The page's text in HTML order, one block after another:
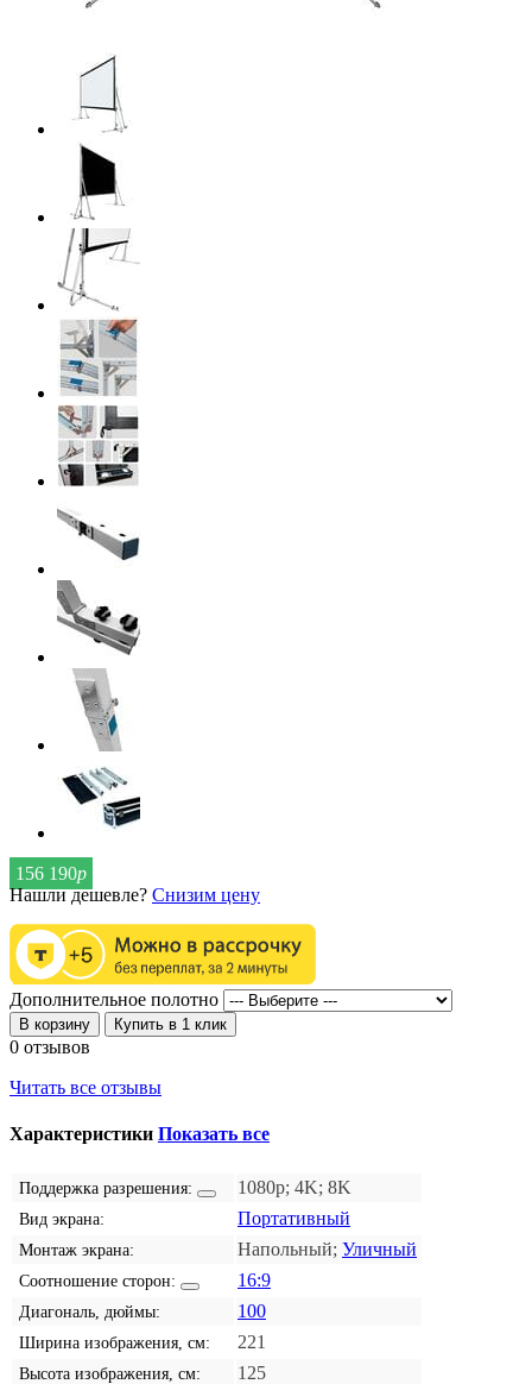
156 190р
Нашли дешевле? Снизим цену
Дополнительное полотно
В корзину Купить в 1 клик
0 отзывов
Читать все отзывы
Характеристики Показать все
Поддержка разрешения: 1080p; 4K; 8K
Вид экрана: Портативный
Монтаж экрана: Напольный; Уличный
Соотношение сторон: 16:9
Диагональ, дюймы: 100
Ширина изображения, см: 221
Высота изображения, см: 125